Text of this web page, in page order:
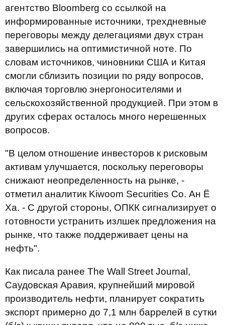
агентство Bloomberg со ссылкой на
информированные источники, трехдневные
переговоры между делегациями двух стран
завершились на оптимистичной ноте. По
словам источников, чиновники США и Китая
смогли сблизить позиции по ряду вопросов,
включая торговлю энергоносителями и
сельскохозяйственной продукцией. При этом в
других сферах осталось много нерешенных
вопросов.
"В целом отношение инвесторов к рисковым
активам улучшается, поскольку переговоры
снижают неопределенность на рынке, -
отметил аналитик Kiwoom Securities Co. Ан Ё
Ха. - С другой стороны, ОПКК сигнализирует о
готовности устранить излшек предложения на
рынке, что также поддерживает цены на
нефть".
Как писала ранее The Wall Street Journal,
Саудовская Аравия, крупнейший мировой
производитель нефти, планирует сократить
экспорт примерно до 7,1 млн баррелей в сутки